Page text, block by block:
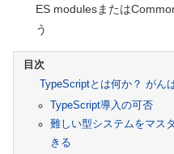
ES modulesまたは
う
TypeScriptとは何か？ がん
TypeScript導入の可否
難しい型システムをマス
きる